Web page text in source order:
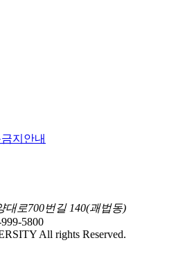
지안내
대로700번길 140(괘법동)
5800
All rights Reserved.